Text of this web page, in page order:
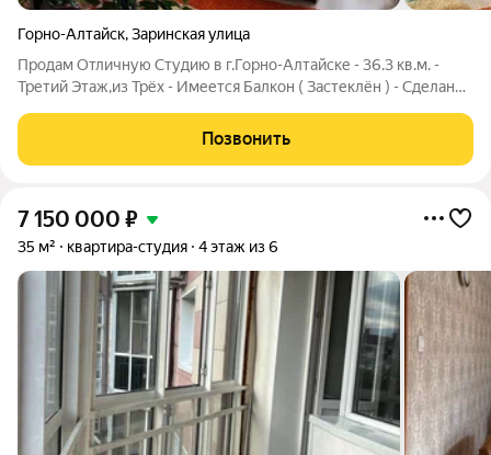
Горно-Алтайск,Заринская улица
Продам Отличную Студию в г.Горно-Алтайске - 36.3 кв.м. -
Третий Этаж,из Трёх - Имеется Балкон ( Застеклён ) - Сделан
подарок Покупателю - Удобная Локация всё в Шаговой
доступности - Во дворе
Позвонить
7 150 000 ₽
35 м² квартира-студия 4 этаж из 6